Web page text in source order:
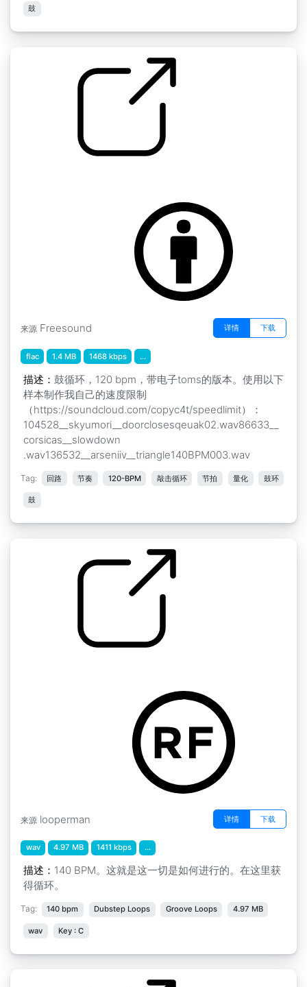
鼓
来源 Freesound 详情 下载
flac 1.4 MB 1468 kbps ...
描述： 鼓循环，120 bpm，带电子toms的版本。使用以下
样本制作我自己的速度限制
（https://soundcloud.com/copyc4t/speedlimit）：
104528__skyumori__doorclosesqeuak02.wav86633__
corsicas__slowdown
.wav136532__arseniiv__triangle140BPM003.wav
Tag: 回路 节奏 120-BPM 敲击循环 节拍 量化 鼓环
鼓
来源 looperman 详情 下载
wav 4.97 MB 1411 kbps ...
描述： 140 BPM。这就是这一切是如何进行的。在这里获
得循环。
Tag: 140 bpm Dubstep Loops Groove Loops 4.97 MB
wav Key : C